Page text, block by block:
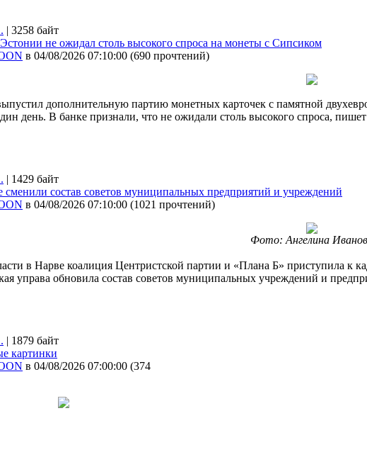
| 3258 байт
не ожидал столь высокого спроса на монеты с Сипсиком
в 04/08/2026 07:10:00 (690 прочтений)
дополнительную партию монетных карточек с памятной
день. В банке признали, что не ожидали столь высокого спроса, пишет
| 1429 байт
сменили состав советов муниципальных предприятий и учреждений
в 04/08/2026 07:10:00 (1021 прочтений)
Фото: Ангелина
в Нарве коалиция Центристской партии и «Плана Б» приступила к
управа обновила состав советов муниципальных учреждений и
| 1879 байт
картинки
в 04/08/2026 07:00:00 (374